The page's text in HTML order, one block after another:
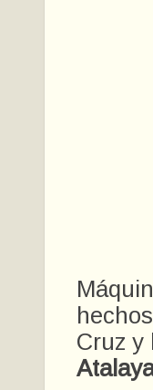
Cruz y